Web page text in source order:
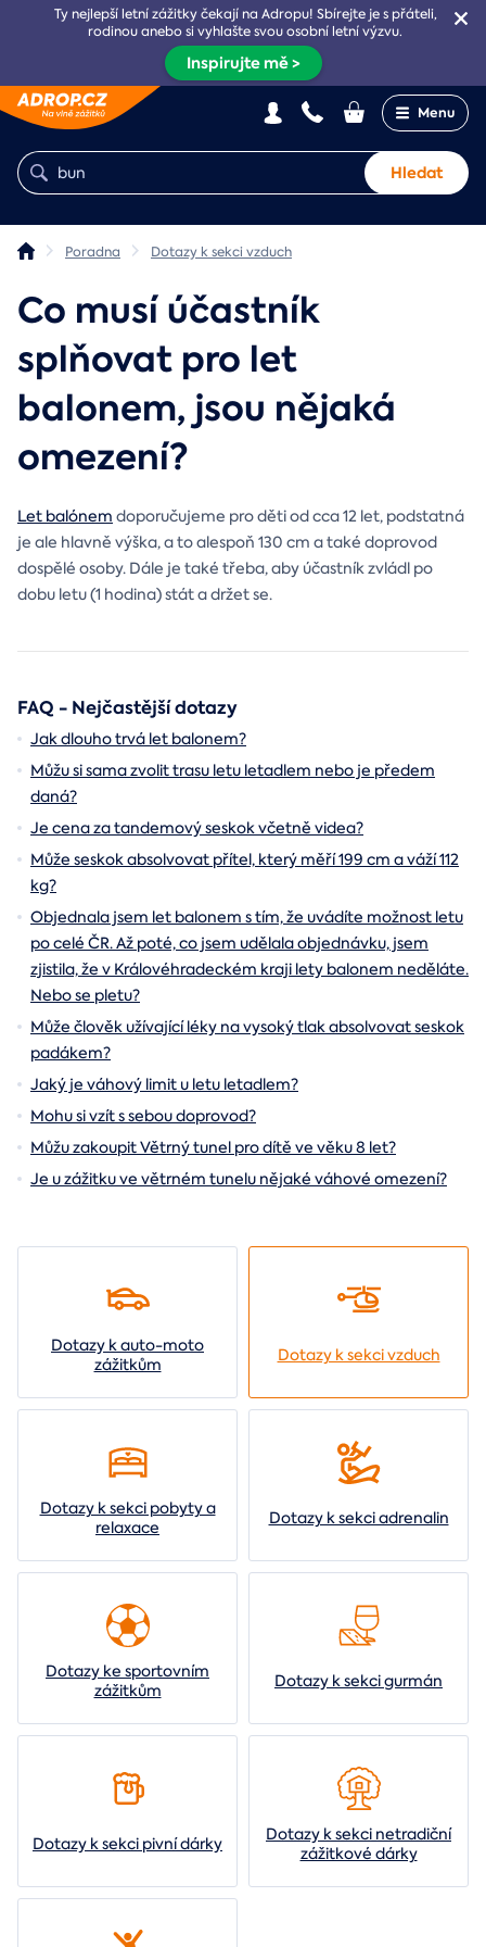
Ty nejlepší letní zážitky čekají na Adropu! Sbírejte je s přáteli,
rodinou anebo si vyhlašte svou osobní letní výzvu.
Inspirujte mě >
Menu
Hledat
Poradna Dotazy k sekci vzduch
Co musí účastník
splňovat pro let
balonem, jsou nějaká
omezení?
Let balónem doporučujeme pro děti od cca 12 let, podstatná
je ale hlavně výška, a to alespoň 130 cm a také doprovod
dospělé osoby. Dále je také třeba, aby účastník zvládl po
dobu letu (1 hodina) stát a držet se.
FAQ - Nejčastější dotazy
Jak dlouho trvá let balonem?
Můžu si sama zvolit trasu letu letadlem nebo je předem
daná?
Je cena za tandemový seskok včetně videa?
Může seskok absolvovat přítel, který měří 199 cm a váží 112
kg?
Objednala jsem let balonem s tím, že uvádíte možnost letu
po celé ČR. Až poté, co jsem udělala objednávku, jsem
zjistila, že v Královéhradeckém kraji lety balonem neděláte.
Nebo se pletu?
Může člověk užívající léky na vysoký tlak absolvovat seskok
padákem?
Jaký je váhový limit u letu letadlem?
Mohu si vzít s sebou doprovod?
Můžu zakoupit Větrný tunel pro dítě ve věku 8 let?
Je u zážitku ve větrném tunelu nějaké váhové omezení?
Dotazy k auto-moto
zážitkům
Dotazy k sekci vzduch
Dotazy k sekci pobyty a
relaxace
Dotazy k sekci adrenalin
Dotazy ke sportovním
zážitkům
Dotazy k sekci gurmán
Dotazy k sekci pivní dárky
Dotazy k sekci netradiční
zážitkové dárky